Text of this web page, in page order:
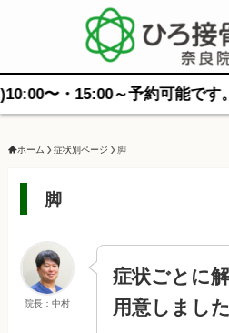
・15:00～予約可能です。
ホーム 症状別ページ 脚
脚
院長：中村
症状ごとに
用意しました